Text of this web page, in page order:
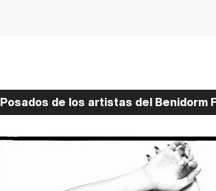
Posados de los artistas del Benidorm